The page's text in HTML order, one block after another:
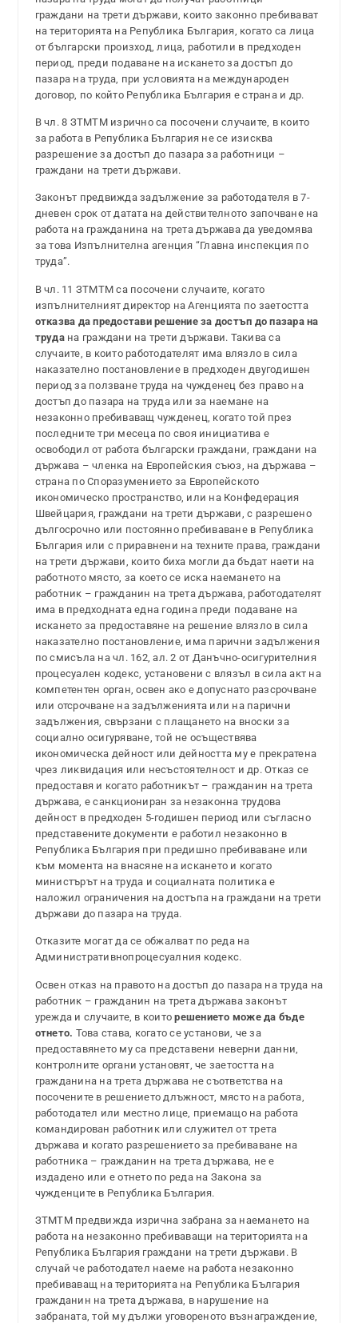
граждани на трети държави, които законно пребивават
на територията на Република България, когато са лица
от български произход, лица, работили в предходен
период, преди подаване на искането за достъп до
пазара на труда, при условията на международен
договор, по който Република България е страна и др.
В чл. 8 ЗТМТМ изрично са посочени случаите, в които
за работа в Република България не се изисква
разрешение за достъп до пазара за работници –
граждани на трети държави.
Законът предвижда задължение за работодателя в 7-
дневен срок от датата на действителното започване на
работа на гражданина на трета държава да уведомява
за това Изпълнителна агенция “Главна инспекция по
труда”.
В чл. 11 ЗТМТМ са посочени случаите, когато
изпълнителният директор на Агенцията по заетостта
отказва да предостави решение за достъп до пазара на
трудана граждани на трети държави. Такива са
случаите, в които работодателят има влязло в сила
наказателно постановление в предходен двугодишен
период за ползване труда на чужденец без право на
достъп до пазара на труда или за наемане на
незаконно пребиваващ чужденец, когато той през
последните три месеца по своя инициатива е
освободил от работа български граждани, граждани на
държава – членка на Европейския съюз, на държава –
страна по Споразумението за Европейското
икономическо пространство, или на Конфедерация
Швейцария, граждани на трети държави, с разрешено
дългосрочно или постоянно пребиваване в Република
България или с приравнени на техните права, граждани
на трети държави, които биха могли да бъдат наети на
работното място, за което се иска наемането на
работник – гражданин на трета държава, работодателят
има в предходната една година преди подаване на
искането за предоставяне на решение влязло в сила
наказателно постановление, има парични задължения
по смисъла на чл. 162, ал. 2 от Данъчно-осигурителния
процесуален кодекс, установени с влязъл в сила акт на
компетентен орган, освен ако е допуснато разсрочване
или отсрочване на задълженията или на парични
задължения, свързани с плащането на вноски за
социално осигуряване, той не осъществява
икономическа дейност или дейността му е прекратена
чрез ликвидация или несъстоятелност и др. Отказ се
предоставя и когато работникът – гражданин на трета
държава, е санкциониран за незаконна трудова
дейност в предходен 5-годишен период или съгласно
представените документи е работил незаконно в
Република България при предишно пребиваване или
към момента на внасяне на искането и когато
министърът на труда и социалната политика е
наложил ограничения на достъпа на граждани на трети
държави до пазара на труда.
Отказите могат да се обжалват по реда на
Административнопроцесуалния кодекс.
Освен отказ на правото на достъп до пазара на труда на
работник – гражданин на трета държава законът
урежда и случаите, в коиторешението може да бъде
отнето. Това става, когато се установи, че за
предоставянето му са представени неверни данни,
контролните органи установят, че заетостта на
гражданина на трета държава не съответства на
посочените в решението длъжност, място на работа,
работодател или местно лице, приемащо на работа
командирован работник или служител от трета
държава и когато разрешението за пребиваване на
работника – гражданин на трета държава, не е
издадено или е отнето по реда на Закона за
чужденците в Република България.
ЗТМТМ предвижда изрична забрана за наемането на
работа на незаконно пребиваващи на територията на
Република България граждани на трети държави. В
случай че работодател наеме на работа незаконно
пребиваващ на територията на Република България
гражданин на трета държава, в нарушение на
забраната, той му дължи уговореното възнаграждение,